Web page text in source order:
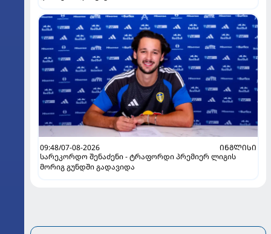
09:48/07-08-2026
ᲘᲜᲒᲚᲘᲡᲘ
სარეკორდო შენაძენი - ტრაფორდი პრემიერ ლიგის
მორიგ გუნდში გადავიდა